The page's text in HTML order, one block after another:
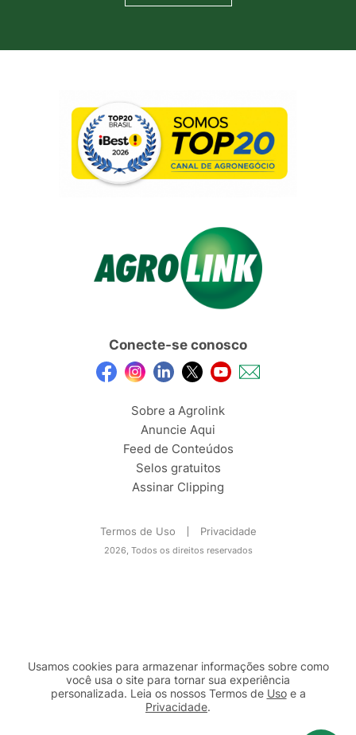
Conecte-se conosco
Sobre a Agrolink
Anuncie Aqui
Feed de Conteúdos
Selos gratuitos
Assinar Clipping
Termos de Uso Privacidade
2026, Todos os direitos reservados
Usamos cookies para armazenar informações sobre como
você usa o site para tornar sua experiência
personalizada. Leia os nossos Termos de Usoe a
Privacidade.